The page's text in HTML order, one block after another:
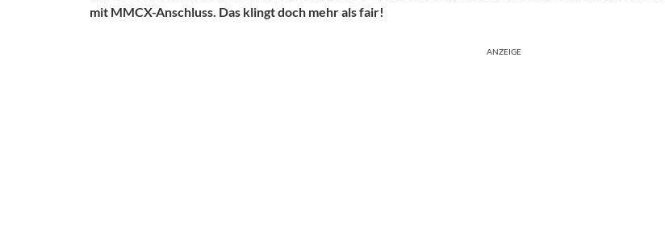
mit MMCX-Anschluss. Das klingt doch mehr als fair!
ANZEIGE